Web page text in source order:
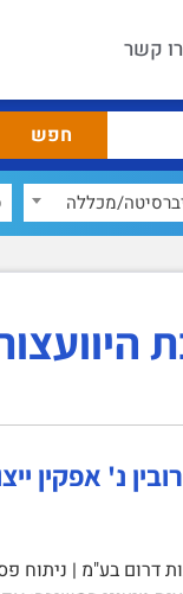
קשר
מכללה
והתקנות דרום בע"מ |